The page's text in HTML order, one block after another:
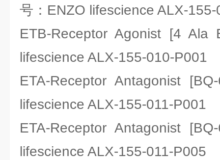
号：ENZO lifescience ALX-
ETB-Receptor Agonist [4
lifescience ALX-155-010-P001
ETA-Receptor Antagonist
lifescience ALX-155-011-P001
ETA-Receptor Antagonist
lifescience ALX-155-011-P005